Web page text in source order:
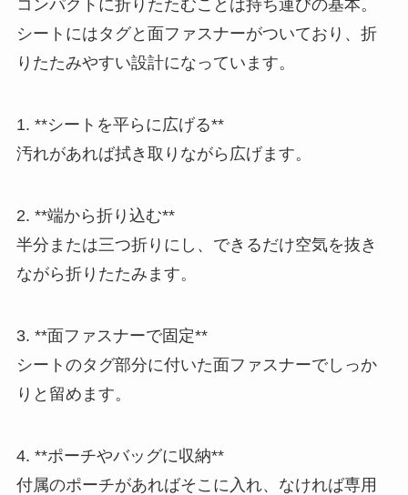
コンパクトに折りたたむことは持ち運びの基本。
シートにはタグと面ファスナーがついており、折
りたたみやすい設計になっています。
1. **シートを平らに広げる**
汚れがあれば拭き取りながら広げます。
2. **端から折り込む**
半分または三つ折りにし、できるだけ空気を抜き
ながら折りたたみます。
3. **面ファスナーで固定**
シートのタグ部分に付いた面ファスナーでしっか
りと留めます。
4. **ポーチやバッグに収納**
付属のポーチがあればそこに入れ、なければ専用